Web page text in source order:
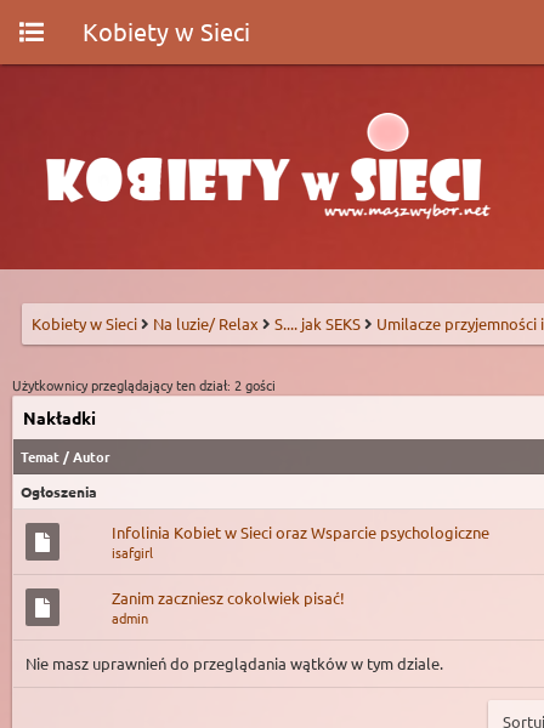
Kobiety w Sieci
Kobiety w Sieci Na luzie/ Relax S.... jak SEKS Umilacze
Użytkownicy przeglądający ten dział: 2 gości
Nakładki
Temat /Autor
Ogłoszenia
Infolinia Kobiet w Sieci oraz Wsparcie psychologiczne
isafgirl
Zanim zaczniesz cokolwiek pisać!
admin
Nie masz uprawnień do przeglądania wątków w tym dziale.